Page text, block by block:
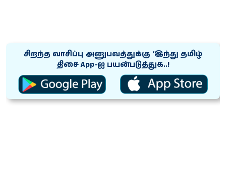
சிறந்த வாசிப்பு அனுபவத்துக்கு ‘இந்து தமிழ்
திசை App-ஐ பயன்படுத்துக..!